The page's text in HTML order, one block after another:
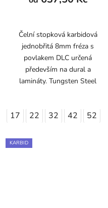
Čelní stopková karbidová
jednobřitá 8mm fréza s
povlakem DLC určená
především na dural a
lamináty. Tungsten Steel
17 22 32 42 52
KARBID